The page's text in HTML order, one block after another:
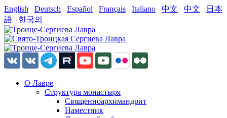
English Deutsch Español Français Italiano 中文 中文
日本
語
한국의
О Лавре
Структура монастыря
Священноархимандрит
Наместник